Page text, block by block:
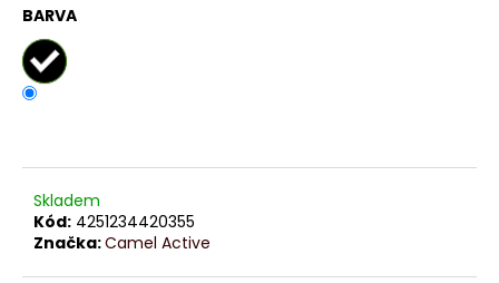
BARVA
Skladem
Kód: 4251234420355
Značka:Camel Active
p
o
r
u
j
e
m
e